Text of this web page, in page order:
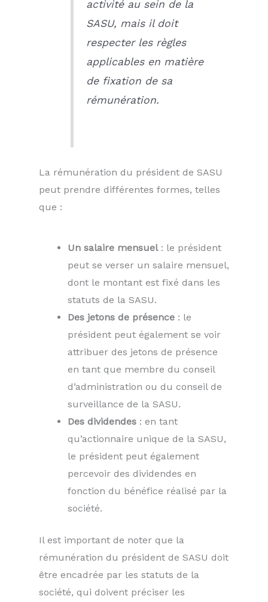
activité au sein de la
SASU, mais il doit
respecter les règles
applicables en matière
de fixation de sa
rémunération.
La rémunération du président de SASU
peut prendre différentes formes, telles
que :
Un salaire mensuel: le président
peut se verser un salaire mensuel,
dont le montant est fixé dans les
statuts de la SASU.
Des jetons de présence : le
président peut également se voir
attribuer des jetons de présence
en tant que membre du conseil
d’administration ou du conseil de
surveillance de la SASU.
Des dividendes : en tant
qu’actionnaire unique de la SASU,
le président peut également
percevoir des dividendes en
fonction du bénéfice réalisé par la
société.
Il est important de noter que la
rémunération du président de SASU doit
être encadrée par les statuts de la
société, qui doivent préciser les